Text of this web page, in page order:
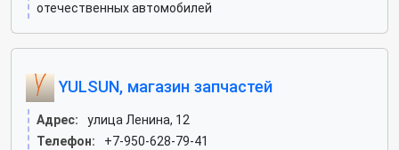
отечественных автомобилей
YULSUN, магазин запчастей
Адрес:
улица Ленина, 12
Телефон:
+7-950-628-79-41